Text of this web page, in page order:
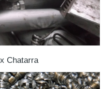
Chatarra